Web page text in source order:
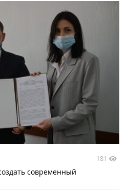
181
современный